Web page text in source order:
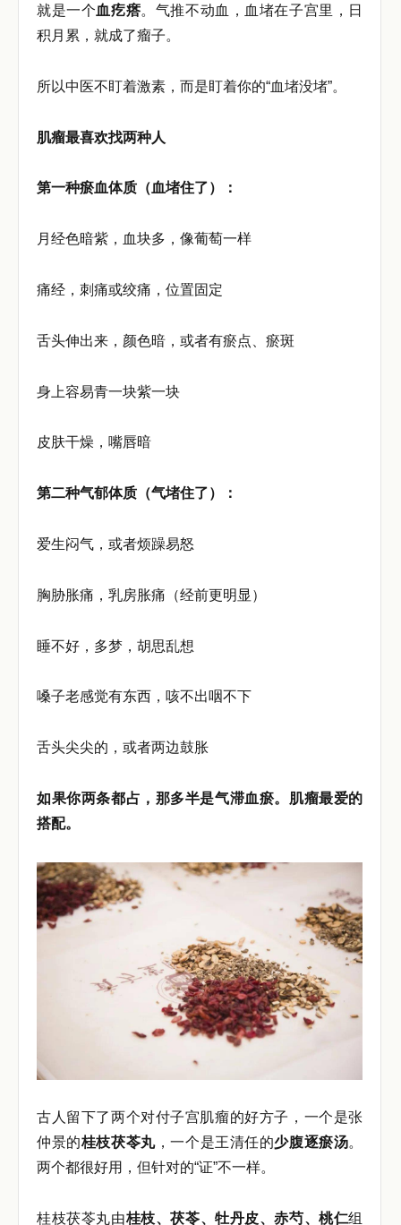
就是一个血疙瘩。气推不动血，血堵在子宫里，日
积月累，就成了瘤子。
所以中医不盯着激素，而是盯着你的“血堵没堵”。
肌瘤最喜欢找两种人
第一种瘀血体质（血堵住了）：
月经色暗紫，血块多，像葡萄一样
痛经，刺痛或绞痛，位置固定
舌头伸出来，颜色暗，或者有瘀点、瘀斑
身上容易青一块紫一块
皮肤干燥，嘴唇暗
第二种气郁体质（气堵住了）：
爱生闷气，或者烦躁易怒
胸胁胀痛，乳房胀痛（经前更明显）
睡不好，多梦，胡思乱想
嗓子老感觉有东西，咳不出咽不下
舌头尖尖的，或者两边鼓胀
如果你两条都占，那多半是气滞血瘀。肌瘤最爱的
搭配。
古人留下了两个对付子宫肌瘤的好方子，一个是张
仲景的桂枝茯苓丸，一个是王清任的少腹逐瘀汤。
两个都很好用，但针对的“证”不一样。
桂枝茯苓丸由桂枝、茯苓、牡丹皮、赤芍、桃仁组